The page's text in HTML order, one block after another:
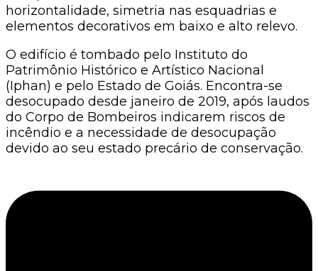
horizontalidade, simetria nas esquadrias e
elementos decorativos em baixo e alto relevo.
O edifício é tombado pelo Instituto do
Patrimônio Histórico e Artístico Nacional
(Iphan) e pelo Estado de Goiás. Encontra-se
desocupado desde janeiro de 2019, após laudos
do Corpo de Bombeiros indicarem riscos de
incêndio e a necessidade de desocupação
devido ao seu estado precário de conservação.